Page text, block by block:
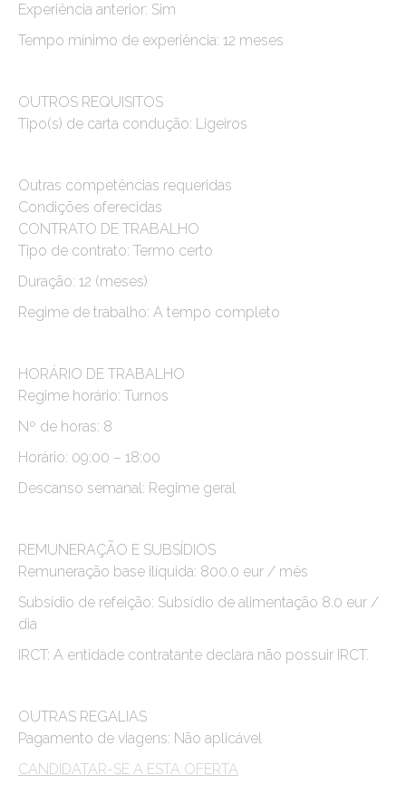
Experiência anterior: Sim
Tempo mínimo de experiência: 12 meses
OUTROS REQUISITOS
Tipo(s) de carta condução: Ligeiros
Outras competências requeridas
Condições oferecidas
CONTRATO DE TRABALHO
Tipo de contrato: Termo certo
Duração: 12 (meses)
Regime de trabalho: A tempo completo
HORÁRIO DE TRABALHO
Regime horário: Turnos
Nº de horas: 8
Horário: 09:00 – 18:00
Descanso semanal: Regime geral
REMUNERAÇÃO E SUBSÍDIOS
Remuneração base ilíquida: 800.0 eur / mês
Subsídio de refeição: Subsídio de alimentação 8.0 eur /
dia
IRCT: A entidade contratante declara não possuir IRCT.
OUTRAS REGALIAS
Pagamento de viagens: Não aplicável
CANDIDATAR-SE A ESTA OFERTA